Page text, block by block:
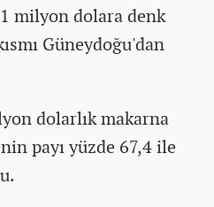
milyon dolara denk
Güneydoğu'dan
dolarlık makarna
payı yüzde 67,4 ile